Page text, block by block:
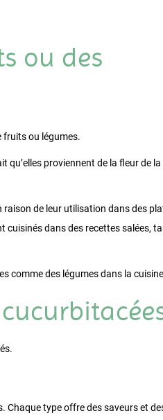
ou des
fruits ou légumes.
qu’elles proviennent de la fleur de
raison de leur utilisation dans des
dans des recettes salées,
comme des légumes dans la
Chaque type offre des saveurs et